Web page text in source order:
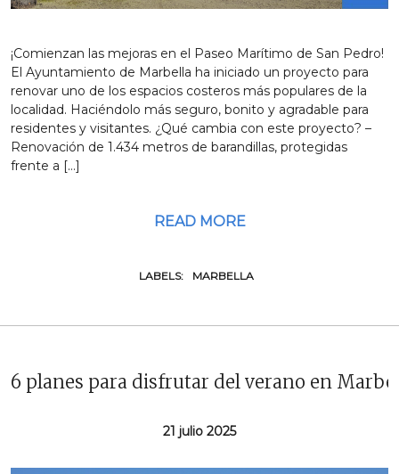
¡Comienzan las mejoras en el Paseo Marítimo de San Pedro!
El Ayuntamiento de Marbella ha iniciado un proyecto para
renovar uno de los espacios costeros más populares de la
localidad. Haciéndolo más seguro, bonito y agradable para
residentes y visitantes. ¿Qué cambia con este proyecto? –
Renovación de 1.434 metros de barandillas, protegidas
frente a […]
READ MORE
LABELS: MARBELLA
6 planes para disfrutar del verano en
21 julio 2025